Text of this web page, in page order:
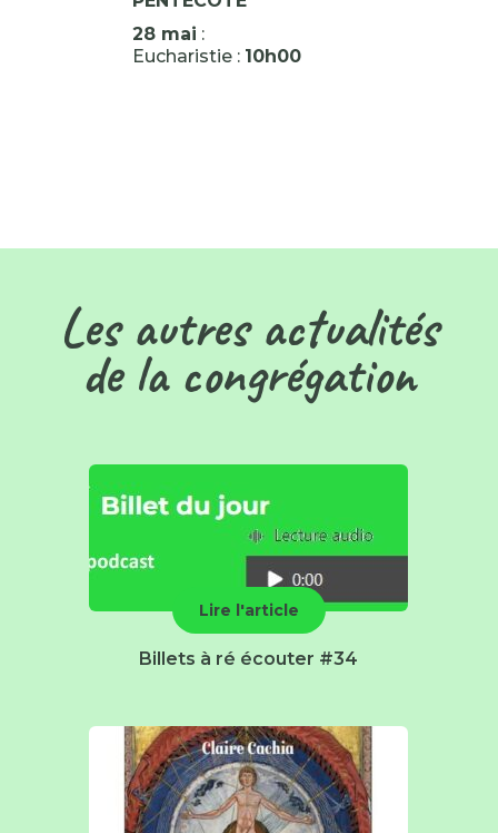
28 mai :
Eucharistie : 10h00
Les autres actualités
de la congrégation
Lire l'article
Billets à ré écouter #34